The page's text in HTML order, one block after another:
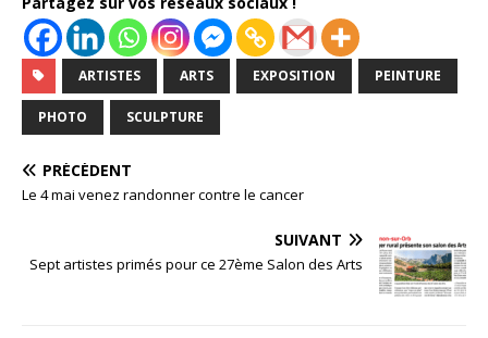
ARTISTES ARTS EXPOSITION PEINTURE
PHOTO SCULPTURE
PRÉCÉDENT
Le 4 mai venez randonner contre le cancer
SUIVANT
Sept artistes primés pour ce 27ème Salon des Arts